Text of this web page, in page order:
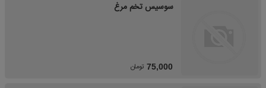
سوسیس تخم مرغ
75,000 تومان